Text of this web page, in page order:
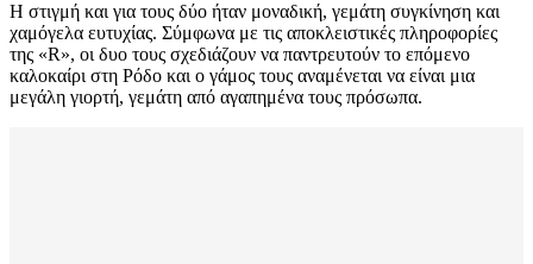
Η στιγμή και για τους δύο ήταν μοναδική, γεμάτη συγκίνηση και
χαμόγελα ευτυχίας. Σύμφωνα με τις αποκλειστικές πληροφορίες
της «R», οι δυο τους σχεδιάζουν να παντρευτούν το επόμενο
καλοκαίρι στη Ρόδο και ο γάμος τους αναμένεται να είναι μια
μεγάλη γιορτή, γεμάτη από αγαπημένα τους πρόσωπα.